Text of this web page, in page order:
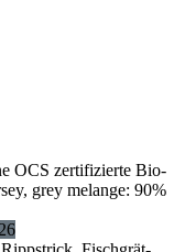
OCS zertifizierte Bio-
grey melange: 90%